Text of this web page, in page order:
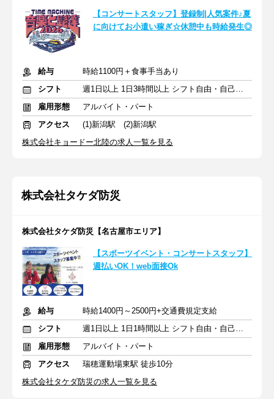
【コンサートスタッフ】登録制|人気案件♪夏
に向けてお小遣い稼ぎ☆休憩中も時給発生◎
給与
時給1100円＋食事手当あり
シフト
週1日以上 1日3時間以上 シフト自由・自己申告
雇用形態
アルバイト・パート
アクセス
(1)新潟駅 (2)新潟駅
株式会社キョードー北陸の求人一覧を見る
株式会社タケダ防災
株式会社タケダ防災【名古屋市エリア】
【スポーツイベント・コンサートスタッフ】
週払いOK！web面接Ok
給与
時給1400円～2500円+交通費規定支給
シフト
週1日以上 1日1時間以上 シフト自由・自己申告
雇用形態
アルバイト・パート
アクセス
瑞穂運動場東駅 徒歩10分
株式会社タケダ防災の求人一覧を見る